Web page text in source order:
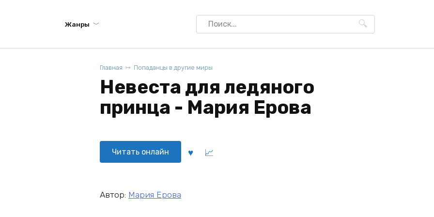
Жанры
Search
for:
Главная Попаданцы в другие миры
Невеста для ледяного
принца - Мария Ерова
Читать онлайн
Автор: Мария Ерова